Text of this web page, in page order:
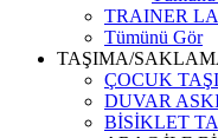
TRAINER
Tümünü Gör
TAŞIMA/
ÇOCUK
DUVAR
BİSİKLET